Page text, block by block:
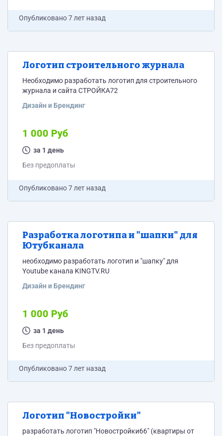
Опубликовано7 лет назад
Логотип строительного журнала
Необходимо разработать логотип для строительного
журнала и сайта СТРОЙКА72
Дизайн и Брендинг
1 000 Руб
за 1 день
Без предоплаты
Опубликовано7 лет назад
Разработка логотипа и "шапки" для
Ютубканала
необходимо разработать логотип и "шапку" для
Youtube канала KINGTV.RU
Дизайн и Брендинг
1 000 Руб
за 1 день
Без предоплаты
Опубликовано7 лет назад
Логотип "Новостройки"
разработать логотип "Новостройки66" (квартиры от